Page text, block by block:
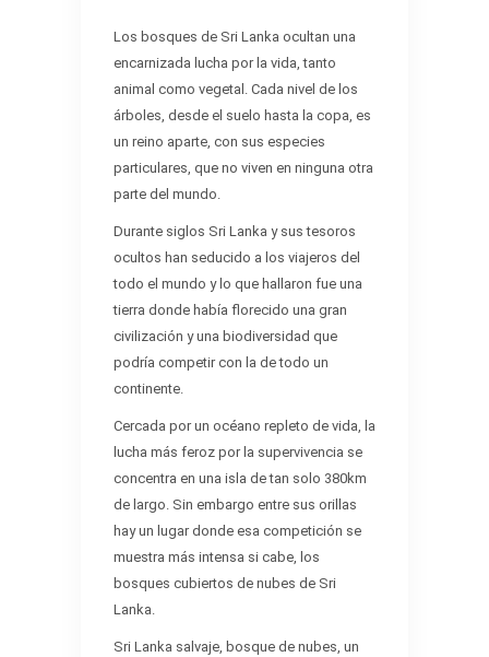
Los bosques de Sri Lanka ocultan una
encarnizada lucha por la vida, tanto
animal como vegetal. Cada nivel de los
árboles, desde el suelo hasta la copa, es
un reino aparte, con sus especies
particulares, que no viven en ninguna otra
parte del mundo.
Durante siglos Sri Lanka y sus tesoros
ocultos han seducido a los viajeros del
todo el mundo y lo que hallaron fue una
tierra donde había florecido una gran
civilización y una biodiversidad que
podría competir con la de todo un
continente.
Cercada por un océano repleto de vida, la
lucha más feroz por la supervivencia se
concentra en una isla de tan solo 380km
de largo. Sin embargo entre sus orillas
hay un lugar donde esa competición se
muestra más intensa si cabe, los
bosques cubiertos de nubes de Sri
Lanka.
Sri Lanka salvaje, bosque de nubes, un